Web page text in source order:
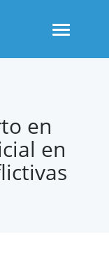
Toggle
en
en